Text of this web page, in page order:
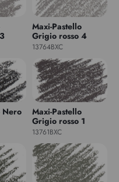
Maxi-Pastello
Grigio rosso 4
13764BXC
Nero
Maxi-Pastello
Grigio rosso 1
13761BXC